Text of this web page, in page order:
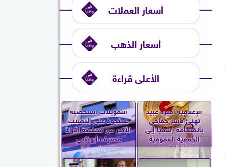
أسعار العملات
أسعار الذهب
الأعلى قراءة
الإعلامية أميرة عبيد
تهنئ ياسر خفاجي
بانضمامه رسميًا إلى
الجمعية العمومية
لنقابة...
التمويلات الشخصية
تستحوذ على النصيب
الأكبر من محفظة أفراد
مصرف أبوظبي
الإسلامي...